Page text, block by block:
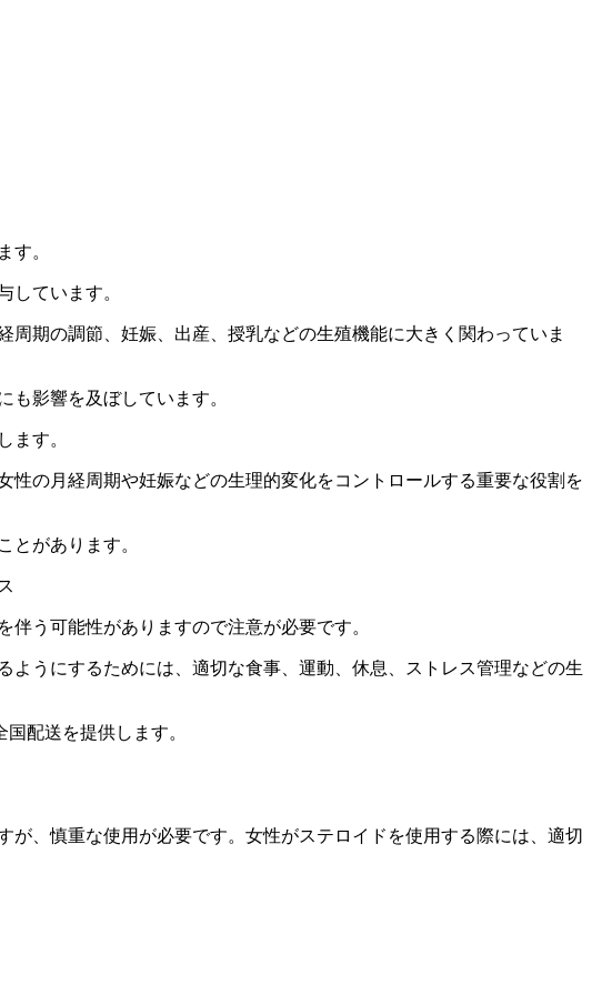
す。
しています。
期の調節、妊娠、出産、授乳などの生殖機能に大きく関わっていま
影響を及ぼしています。
ます。
の月経周期や妊娠などの生理的変化をコントロールする重要な役割を
とがあります。
う可能性がありますので注意が必要です。
うにするためには、適切な食事、運動、休息、ストレス管理などの生
配送を提供します。
、慎重な使用が必要です。女性がステロイドを使用する際には、適切